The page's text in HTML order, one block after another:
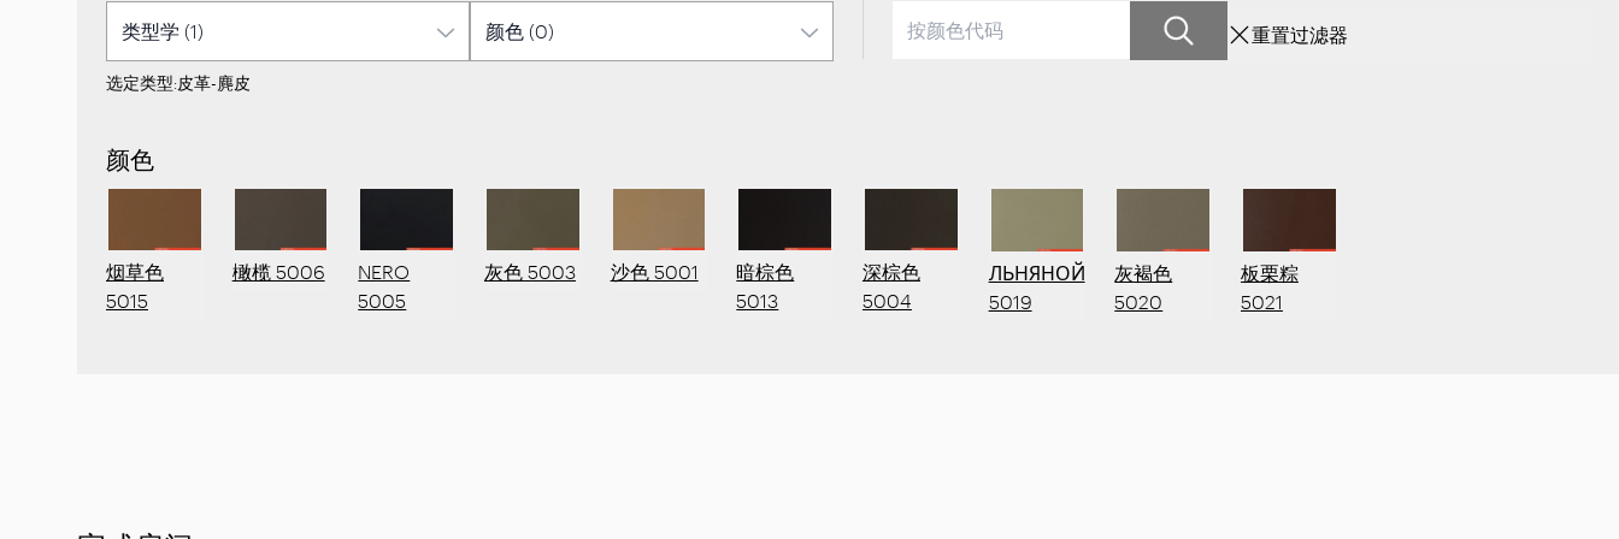
选定类型:皮革-麂皮
重置过滤器
颜色
烟草色
5015
橄榄 5006
NERO
5005
灰色 5003 沙色 5001
暗棕色
5013
深棕色
5004
ЛЬНЯНОЙ
5019
灰褐色
5020
板栗粽
5021